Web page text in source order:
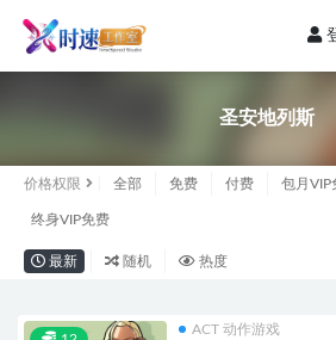
圣安地列斯
价格权限 全部 免费 付费 包月VIP
终身VIP免费
最新 随机 热度
ACT 动作游戏